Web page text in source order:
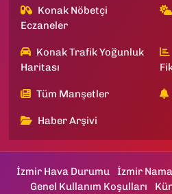
Konak Nöbetçi
Eczaneler
Konak Trafik Yoğunluk
Haritası
Tüm Manşetler
Haber Arşivi
İzmir Hava Durumu İzmir
Genel Kullanım Koşulları